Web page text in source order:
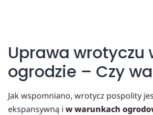
Uprawa wrotyczu
ogrodzie – Czy
Jak wspomniano, wrotycz pospolity
ekspansywną i w warunkach